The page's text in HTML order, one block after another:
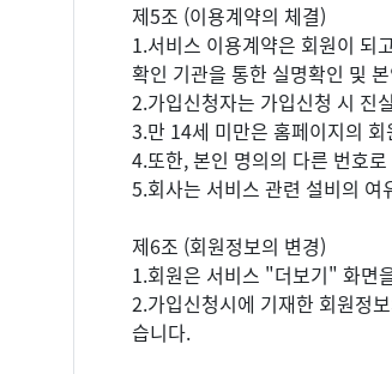
제5조 (이용계약의 체결)
1.서비스 이용계약은 회원이 되
확인 기관을 통한 실명확인 및
2.가입신청자는 가입신청 시 진
3.만 14세 미만은 홈페이지의
4.또한, 본인 명의의 다른 번호
5.회사는 서비스 관련 설비의
제6조 (회원정보의 변경)
1.회원은 서비스 "더보기" 화면
2.가입신청시에 기재한 회원정
습니다.